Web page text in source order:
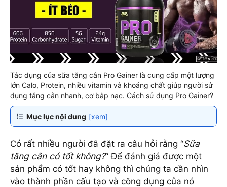
Tác dụng của sữa tăng cân Pro Gainer là cung cấp một lượng
lớn Calo, Protein, nhiều vitamin và khoáng chất giúp người sử
dụng tăng cân nhanh, cơ bắp nạc. Cách sử dụng Pro Gainer?
Mục lục nội dung [xem]
Có rất nhiều người đã đặt ra câu hỏi rằng “Sữa
tăng cân có tốt không?” Để đánh giá được một
sản phẩm có tốt hay không thì chúng ta cần nhìn
vào thành phần cấu tạo và công dụng của nó